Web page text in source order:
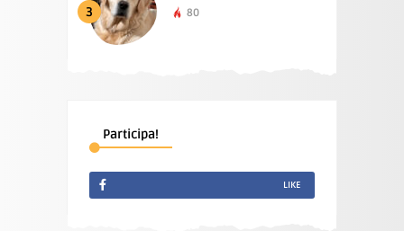
3 80
Participa!
LIKE